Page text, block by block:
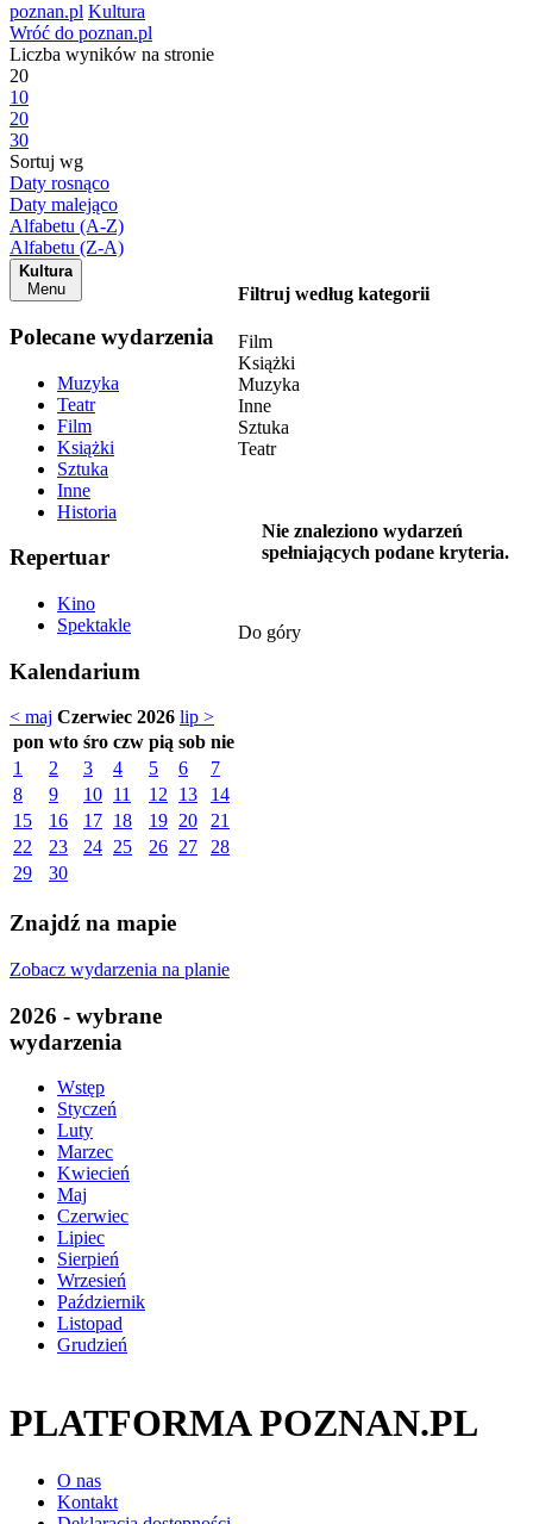
poznan.pl Kultura
Wróć do poznan.pl
Liczba wyników na stronie
20
10
20
30
Sortuj wg
Daty rosnąco
Daty malejąco
Alfabetu (A-Z)
Alfabetu (Z-A)
Kultura
Menu
Polecane wydarzenia
Muzyka
Teatr
Film
Książki
Sztuka
Inne
Historia
Repertuar
Kino
Spektakle
Kalendarium
< maj Czerwiec 2026 lip >
pon wto śro czw pią sob nie
1
2 3 4 5 6
7
8
9 10 11 12 13
14
15
16 17 18 19 20
21
22
23 24 25 26 27
28
29
30
Znajdź na mapie
Zobacz wydarzenia na planie
2026 - wybrane
wydarzenia
Wstęp
Styczeń
Luty
Marzec
Kwiecień
Maj
Czerwiec
Lipiec
Sierpień
Wrzesień
Październik
Listopad
Grudzień
Filtruj według kategorii
Film
Książki
Muzyka
Inne
Sztuka
Teatr
Nie znaleziono wydarzeń
spełniających podane kryteria.
Do góry
PLATFORMA POZNAN.PL
O nas
Kontakt